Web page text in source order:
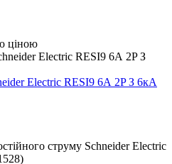
ціною
Electric RESI9 6А 2P З 6кА